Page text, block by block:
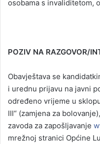
osobama s invaliditetom,
POZIV NA RAZGOVOR/
Obavještava se
i urednu prijavu na javni
određeno vrijeme u
III“ (zamjena za
zavoda za zapošljavanje
mrežnoj stranici Općine